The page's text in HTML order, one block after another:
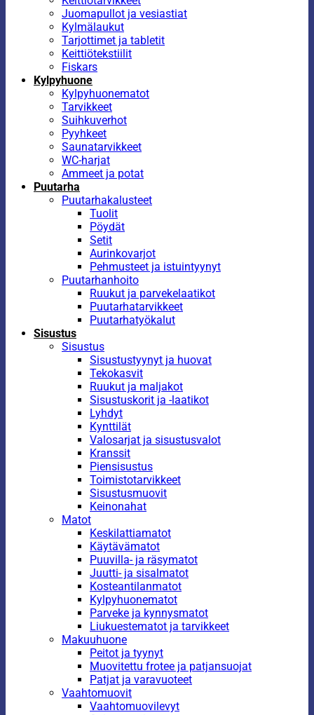
Juomapullot ja vesiastiat
Kylmälaukut
Tarjottimet ja tabletit
Keittiötekstiilit
Fiskars
Kylpyhuone
Kylpyhuonematot
Tarvikkeet
Suihkuverhot
Pyyhkeet
Saunatarvikkeet
WC-harjat
Ammeet ja potat
Puutarha
Puutarhakalusteet
Tuolit
Pöydät
Setit
Aurinkovarjot
Pehmusteet ja istuintyynyt
Puutarhanhoito
Ruukut ja parvekelaatikot
Puutarhatarvikkeet
Puutarhatyökalut
Sisustus
Sisustus
Sisustustyynyt ja huovat
Tekokasvit
Ruukut ja maljakot
Sisustuskorit ja -laatikot
Lyhdyt
Kynttilät
Valosarjat ja sisustusvalot
Kranssit
Piensisustus
Toimistotarvikkeet
Sisustusmuovit
Keinonahat
Matot
Keskilattiamatot
Käytävämatot
Puuvilla- ja räsymatot
Juutti- ja sisalmatot
Kosteantilanmatot
Kylpyhuonematot
Parveke ja kynnysmatot
Liukuestematot ja tarvikkeet
Makuuhuone
Peitot ja tyynyt
Muovitettu frotee ja patjansuojat
Patjat ja varavuoteet
Vaahtomuovit
Vaahtomuovilevyt